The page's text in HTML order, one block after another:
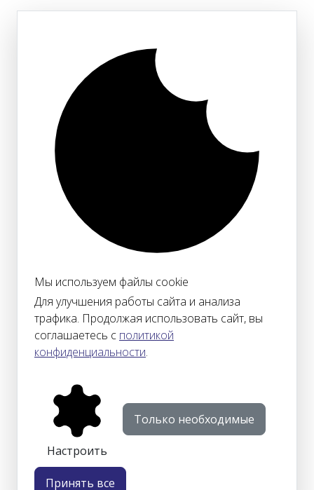
Мы используем файлы cookie
Для улучшения работы сайта и анализа
трафика. Продолжая использовать сайт, вы
соглашаетесь с политикой
конфиденциальности.
Настроить
Только необходимые
Принять все